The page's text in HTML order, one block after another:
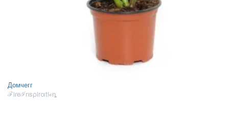
Домчегг
ℱireℐnsρirαtiℴȵ